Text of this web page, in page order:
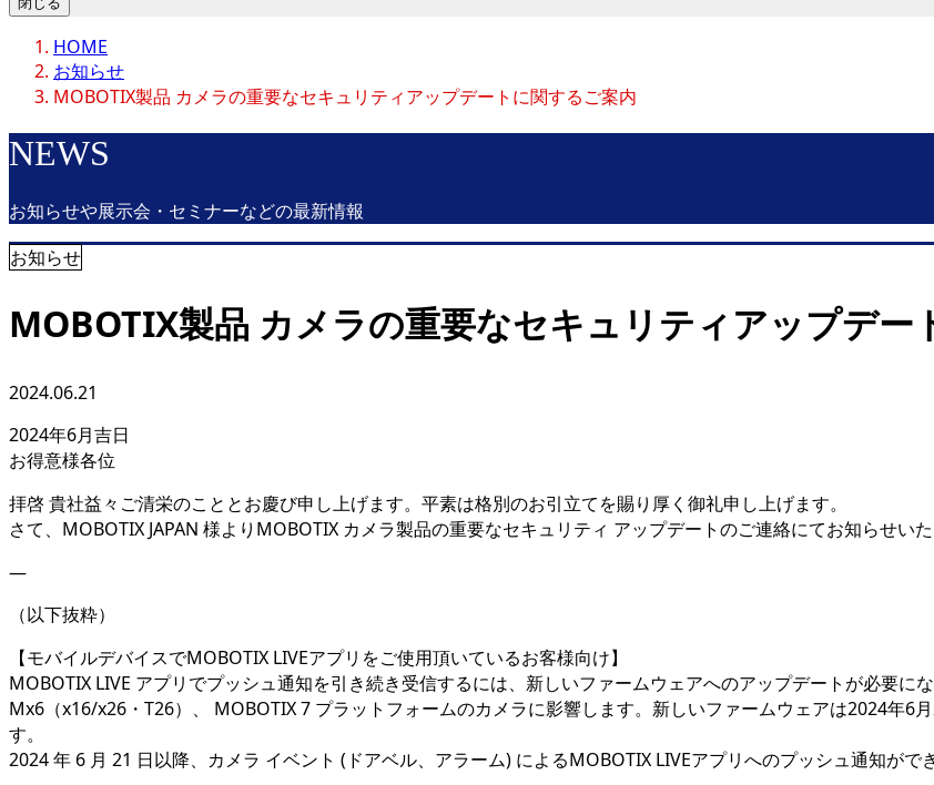
HOME
お知らせ
MOBOTIX製品 カメラの重要なセキュリティアップデートに関するご案内
NEWS
お知らせや展示会・セミナーなどの最新情報
お知らせ
MOBOTIX製品 カメラの重要なセキュリティアップデー
2024.06.21
2024年6月吉日
お得意様各位
拝啓 貴社益々ご清栄のこととお慶び申し上げます。平素は格別のお引立てを賜り厚く御礼申し上げます。
さて、MOBOTIX JAPAN 様よりMOBOTIX カメラ製品の重要なセキュリティ アップデートのご連絡にてお知らせいた
—
（以下抜粋）
【モバイルデバイスでMOBOTIX LIVEアプリをご使用頂いているお客様向け】
MOBOTIX LIVE アプリでプッシュ通知を引き続き受信するには、新しいファームウェアへのアップデートが必要に
Mx6（x16/x26・T26）、 MOBOTIX 7 プラットフォームのカメラに影響します。新しいファームウェアは2024年6
す。
2024 年 6 月 21 日以降、カメラ イベント (ドアベル、アラーム) によるMOBOTIX LIVEアプリへのプッシュ通知がで